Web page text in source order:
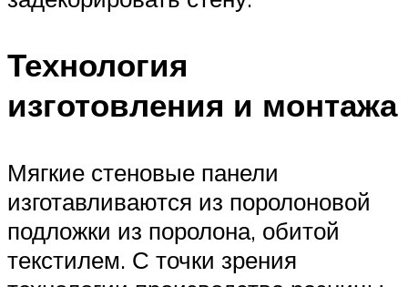
Технология
изготовления и монтажа
Мягкие стеновые панели
изготавливаются из поролоновой
подложки из поролона, обитой
текстилем. С точки зрения